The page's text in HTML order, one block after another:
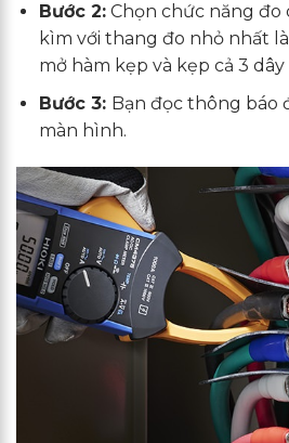
Bước 2:Chọn chức năng đo
kìm với thang đo nhỏ nhất là
mở hàm kẹp và kẹp cả 3
Bước 3: Bạn đọc thông báo
màn hình.